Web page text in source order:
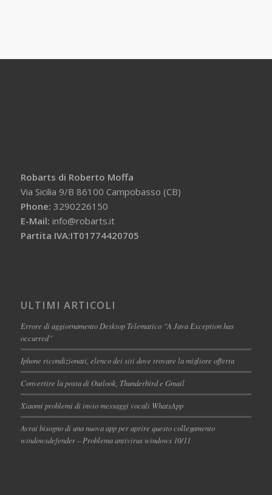
Robarts di Roberto Moffa
Via Sicilia 9/B 86100 Campobasso (CB)
Phone: 3290226150
E-Mail: info@robarts.it
Partita IVA:IT01774420705
ULTIMI ARTICOLI
Errore di aggiornamento Desktop Telematico “A Java Exception has
occurred”
Iphone ricondizionati, elenco dei siti dove trovare la migliore offerta
Convertire la posta di Outlook, Thunderbird e Gmail
Xiaomi problemi di invio messaggi vocali WhatsApp
Avrai bisogno di una nuova app per aprire questo collegamento
windowsdefender – Problema antivirus windows 10/11